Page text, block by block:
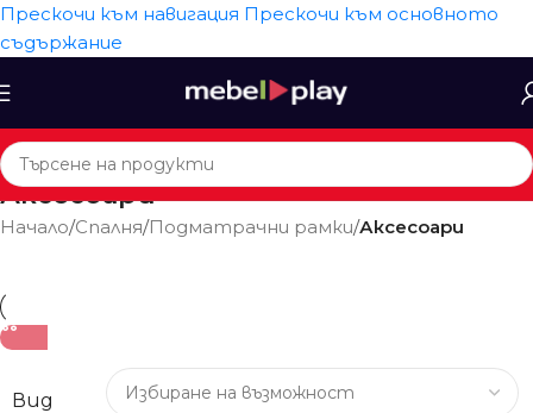
Прескочи към навигация Прескочи към основното
съдържание
Аксесоари
Начало/Спалня/Подматрачни рамки/Аксесоари
Вид